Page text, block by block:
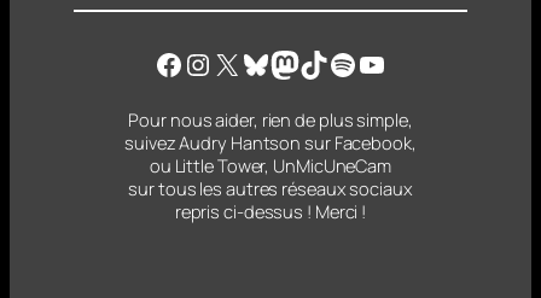
Facebook
Instagram
X Bluesky
Mastodon
TikTok
Spotify
YouTube
Pour nous aider, rien de plus simple,
suivez Audry Hantson sur Facebook,
ou Little Tower, UnMicUneCam
sur tous les autres réseaux sociaux
repris ci-dessus ! Merci !